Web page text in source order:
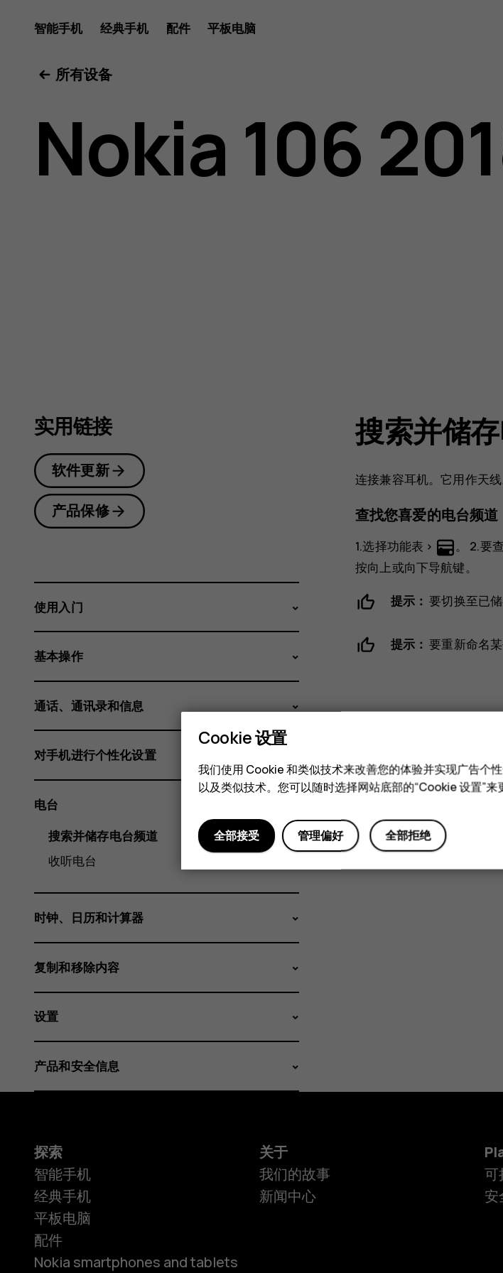
Nokia
106
2018
指
南
智能手机 经典手机 配件 平板电脑
所有设备
Nokia 106
搜索并储
连接兼容耳机。它用作天线
查找您喜爱的电台频道
1.选择功能表 > 。 2.要
按向上或向下导航键。
提示： 要切换至已
提示： 要重新命名
此信息对您是否有
是 否
实用链接
软件更新
产品保修
使用入门
基本操作
通话、通讯录和信息
对手机进行个性化设置
电台
搜索并储存电台频道
收听电台
时钟、日历和计算器
复制和移除内容
设置
产品和安全信息
探索
智能手机
经典手机
平板电脑
配件
Nokia smartphones and tablets
关于
我们的故事
新闻中心
可
安
Cookie 设置
我们使用 Cookie 和类似技术来改善您的体验并实现广告个
以及类似技术。您可以随时选择网站底部的“Cookie 设置”
全部拒绝
管理偏好
全部接受